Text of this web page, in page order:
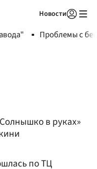
Новости
Проблемы с
в руках»
по ТЦ